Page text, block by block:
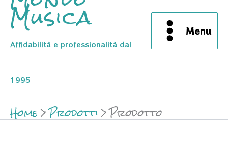
Musica
Affidabilità e professionalità dal
1995
Menu
Home Prodotti Prodotto